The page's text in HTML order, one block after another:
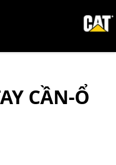
CẦN-Ổ